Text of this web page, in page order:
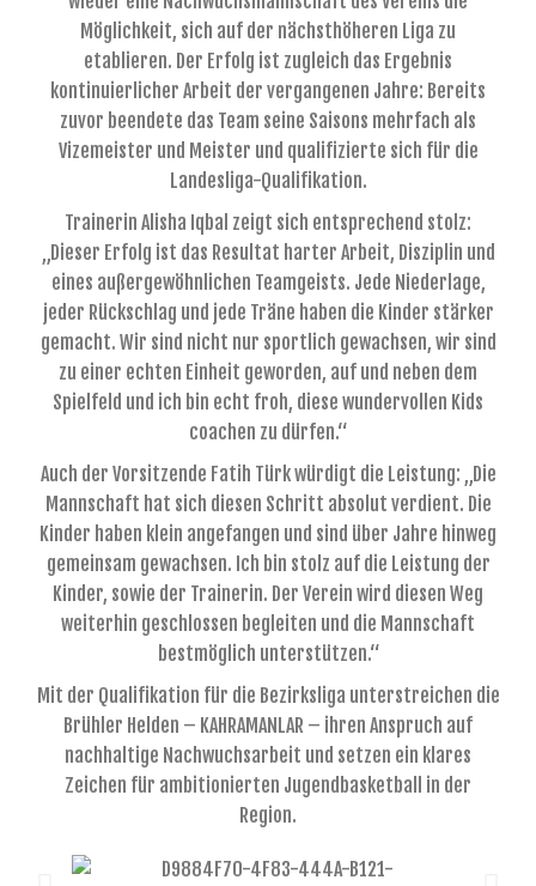
Möglichkeit, sich auf der nächsthöheren Liga zu
etablieren. Der Erfolg ist zugleich das Ergebnis
kontinuierlicher Arbeit der vergangenen Jahre: Bereits
zuvor beendete das Team seine Saisons mehrfach als
Vizemeister und Meister und qualifizierte sich für die
Landesliga-Qualifikation.
Trainerin Alisha Iqbal zeigt sich entsprechend stolz:
„Dieser Erfolg ist das Resultat harter Arbeit, Disziplin und
eines außergewöhnlichen Teamgeists. Jede Niederlage,
jeder Rückschlag und jede Träne haben die Kinder stärker
gemacht. Wir sind nicht nur sportlich gewachsen, wir sind
zu einer echten Einheit geworden, auf und neben dem
Spielfeld und ich bin echt froh, diese wundervollen Kids
coachen zu dürfen.“
Auch der Vorsitzende Fatih Türk würdigt die Leistung: „Die
Mannschaft hat sich diesen Schritt absolut verdient. Die
Kinder haben klein angefangen und sind über Jahre hinweg
gemeinsam gewachsen. Ich bin stolz auf die Leistung der
Kinder, sowie der Trainerin. Der Verein wird diesen Weg
weiterhin geschlossen begleiten und die Mannschaft
bestmöglich unterstützen.“
Mit der Qualifikation für die Bezirksliga unterstreichen die
Brühler Helden – KAHRAMANLAR – ihren Anspruch auf
nachhaltige Nachwuchsarbeit und setzen ein klares
Zeichen für ambitionierten Jugendbasketball in der
Region.